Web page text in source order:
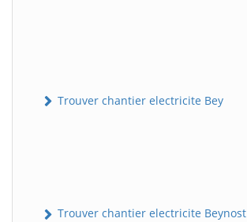
Trouver chantier electricite Bey
Trouver chantier electricite Beynost